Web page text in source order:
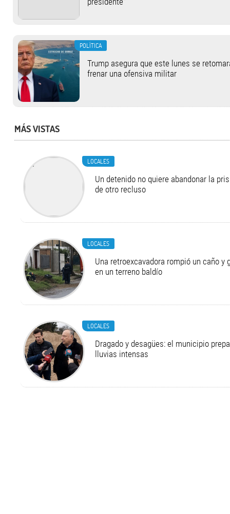
POLÍTICA
Trump asegura que este lunes se
frenar una ofensiva militar
MÁS VISTAS
LOCALES
Un detenido no quiere abandonar la
de otro recluso
LOCALES
Una retroexcavadora rompió un caño y
en un terreno baldío
LOCALES
Dragado y desagües: el municipio
lluvias intensas